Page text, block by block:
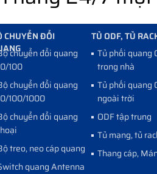
CHUYỂN ĐỔI
chuyển đổi quang
100
chuyển đổi quang
100/1000
chuyển đổi quang
treo, neo cáp quang
quang Antenna
TỦ ODF, TỦ
Tủ phối quang
trong nhà
Tủ phối quang
ngoài trời
ODF tập trung
Tủ mạng, tủ
Thang cáp,